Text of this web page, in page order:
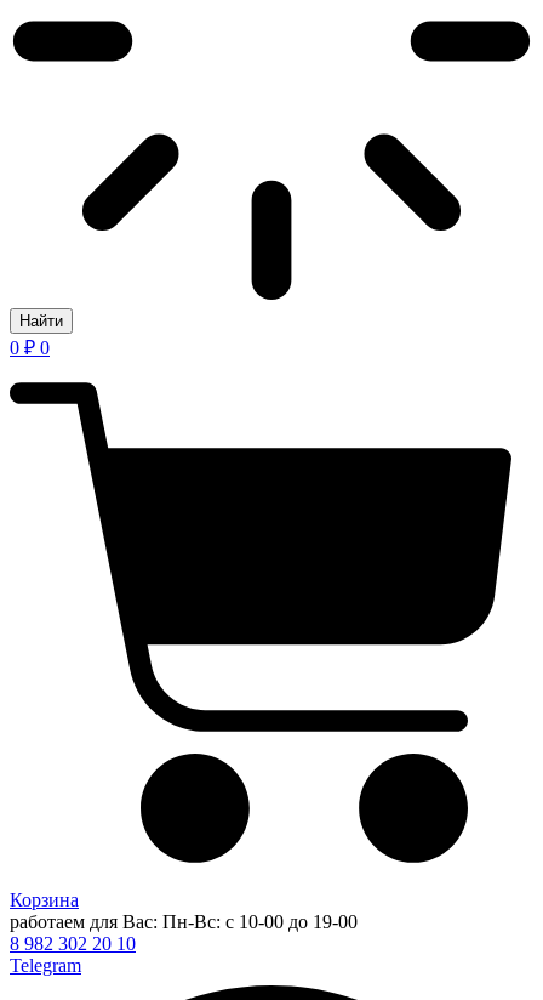
Найти
0 ₽ 0
Корзина
работаем для Вас: Пн-Вс: с 10-00 до 19-00
8 982 302 20 10
Telegram